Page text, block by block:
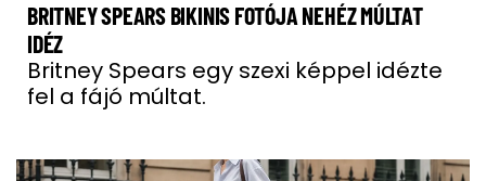
BRITNEY SPEARS BIKINIS FOTÓJA NEHÉZ MÚLTAT
IDÉZ
Britney Spears egy szexi képpel idézte
fel a fájó múltat.